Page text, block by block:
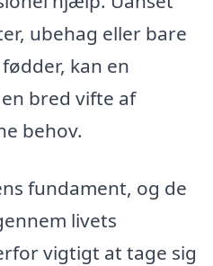
ubehag eller bare
kan en
bred vifte af
behov.
fundament, og de
livets
vigtigt at tage sig